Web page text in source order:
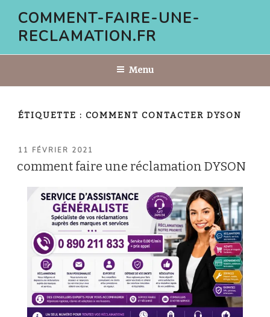
contenu
COMMENT-FAIRE-UNE-
RECLAMATION.FR
Menu
ÉTIQUETTE : COMMENT CONTACTER DYSON
PUBLIÉ
11 FÉVRIER 2021
comment faire une réclamation DYSON